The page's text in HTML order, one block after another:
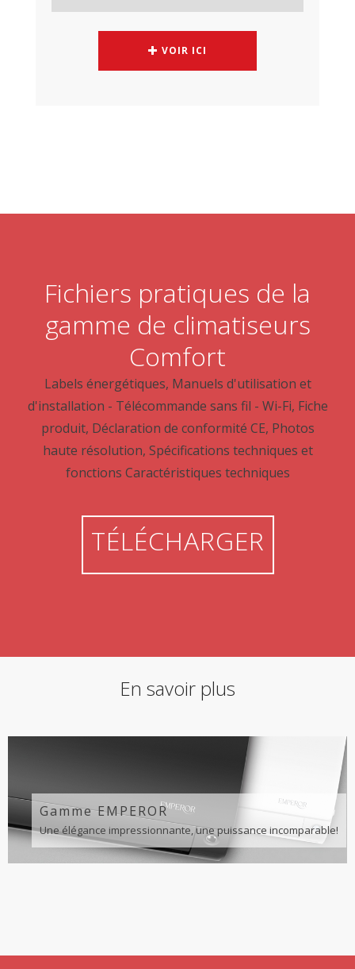
VOIR ICI
Fichiers pratiques de la
gamme de climatiseurs
Comfort
Labels énergétiques, Manuels d'utilisation et
d'installation - Télécommande sans fil - Wi-Fi, Fiche
produit, Déclaration de conformité CE, Photos
haute résolution, Spécifications techniques et
fonctions Caractéristiques techniques
TÉLÉCHARGER
En savoir plus
Gamme EMPEROR
Une élégance impressionnante, une puissance incomparable!